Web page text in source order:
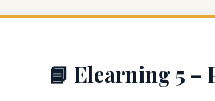
📘 Elearning 5